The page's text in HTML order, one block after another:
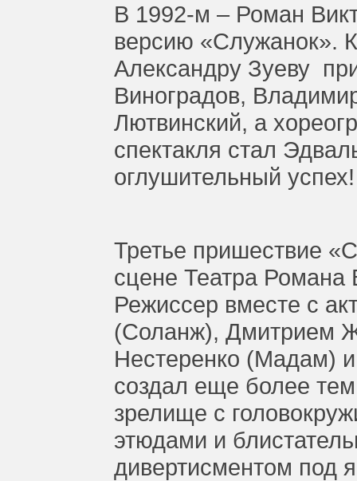
В 1992-м – Роман
версию «Служанок».
Александру Зуеву
Виноградов,
Лютвинский, а
спектакля стал
оглушительный успех!
Третье пришествие
сцене Театра Романа
Режиссер вместе с
(Соланж), Дмитрием
Нестеренко (Мадам)
создал еще более
зрелище с
этюдами и
дивертисментом под